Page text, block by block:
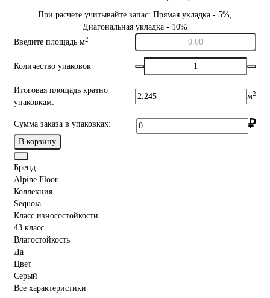
При расчете учитывайте запас: Прямая укладка - 5%,
Диагональная укладка - 10%
Введите площадь м2
Количество упаковок
Итоговая площадь кратно
упаковкам:
м2
Сумма заказа в упаковках: ₽
В корзину
Бренд
Alpine Floor
Коллекция
Sequoia
Класс износостойкости
43 класс
Влагостойкость
Да
Цвет
Серый
Все характеристики